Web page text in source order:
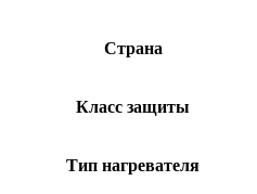
Страна
Класс защиты
Тип нагревателя